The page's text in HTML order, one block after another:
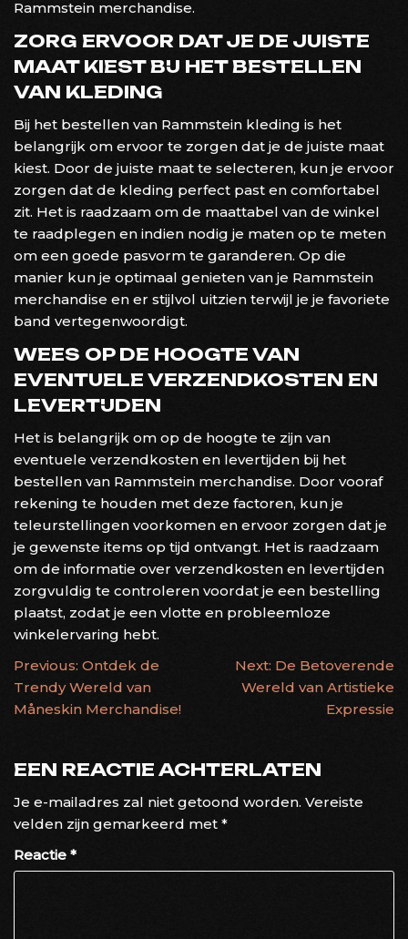
Rammstein merchandise.
ZORG ERVOOR DAT JE DE JUISTE
MAAT KIEST BIJ HET BESTELLEN
VAN KLEDING
Bij het bestellen van Rammstein kleding is het
belangrijk om ervoor te zorgen dat je de juiste maat
kiest. Door de juiste maat te selecteren, kun je ervoor
zorgen dat de kleding perfect past en comfortabel
zit. Het is raadzaam om de maattabel van de winkel
te raadplegen en indien nodig je maten op te meten
om een goede pasvorm te garanderen. Op die
manier kun je optimaal genieten van je Rammstein
merchandise en er stijlvol uitzien terwijl je je favoriete
band vertegenwoordigt.
WEES OP DE HOOGTE VAN
EVENTUELE VERZENDKOSTEN EN
LEVERTIJDEN
Het is belangrijk om op de hoogte te zijn van
eventuele verzendkosten en levertijden bij het
bestellen van Rammstein merchandise. Door vooraf
rekening te houden met deze factoren, kun je
teleurstellingen voorkomen en ervoor zorgen dat je
je gewenste items op tijd ontvangt. Het is raadzaam
om de informatie over verzendkosten en levertijden
zorgvuldig te controleren voordat je een bestelling
plaatst, zodat je een vlotte en probleemloze
winkelervaring hebt.
BERICHTNAVIGATIE
Previous: Ontdek de
Trendy Wereld van
Måneskin Merchandise!
Next: De Betoverende
Wereld van Artistieke
Expressie
EEN REACTIE ACHTERLATEN
Je e-mailadres zal niet getoond worden. Vereiste
velden zijn gemarkeerd met *
Reactie *